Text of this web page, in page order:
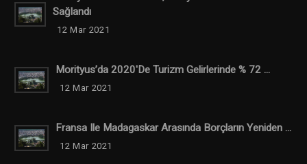
Sağlandı
12 Mar 2021
Morityus’da 2020'de Turizm Gelirlerinde % 72 ...
12 Mar 2021
Fransa Ile Madagaskar Arasında Borçların Yeniden ...
12 Mar 2021